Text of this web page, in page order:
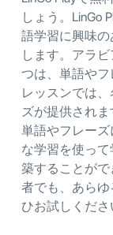
しょう。LinGo
語学習に興味
します。アラ
つは、単語や
レッスンでは
ズが提供され
単語やフレー
な学習を使っ
築することがで
者でも、あら
ひお試しくださ